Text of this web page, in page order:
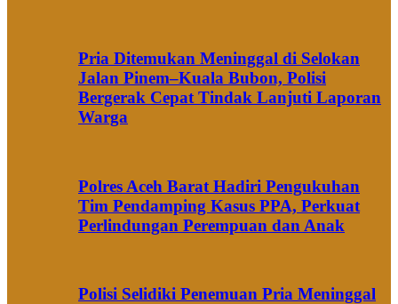
Pria Ditemukan Meninggal di Selokan
Jalan Pinem–Kuala Bubon, Polisi
Bergerak Cepat Tindak Lanjuti Laporan
Warga
Polres Aceh Barat Hadiri Pengukuhan
Tim Pendamping Kasus PPA, Perkuat
Perlindungan Perempuan dan Anak
Polisi Selidiki Penemuan Pria Meninggal